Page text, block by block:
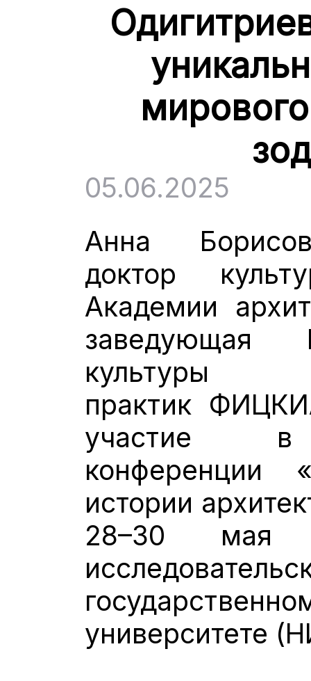
05.06.2025
Анна
доктор
Академии
заведующая
практик
участие в
конференции
истории
28–30 мая
университете